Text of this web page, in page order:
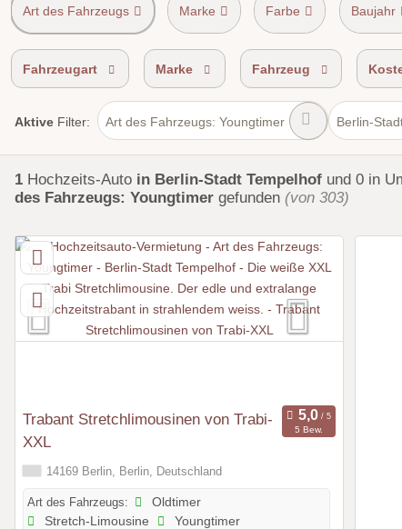
Art des Fahrzeugs Marke Farbe Baujahr
Shuttle Service Einzugsgebiet
Fahrzeugart Marke Fahrzeug
Aktive Filter: Art des Fahrzeugs: Youngtimer Berlin-
1 Hochzeits-Auto in Berlin-Stadt Tempelhof und 0 in
des Fahrzeugs: Youngtimer gefunden (von 303)
Trabant Stretchlimousinen von Trabi-
XXL
5 Bew.
14169 Berlin, Berlin, Deutschland
Art des Fahrzeugs:
Oldtimer
Stretch-Limousine
Youngtimer